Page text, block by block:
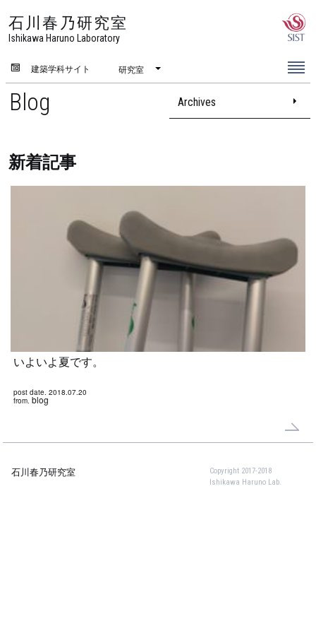
石川春乃研究室
Ishikawa Haruno Laboratory
建築学科サイト 研究室
Blog Archives
新着記事
いよいよ夏です。
post date. 2018.07.20
from.blog
石川春乃研究室
Copyright 2017-2018
Ishikawa Haruno Lab.